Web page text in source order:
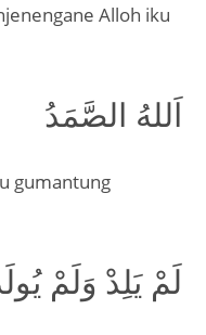
Alloh iku
اَللهُ الصَّمَدُ
gumantung
لَمْ يَلِدْ وَلَمْ